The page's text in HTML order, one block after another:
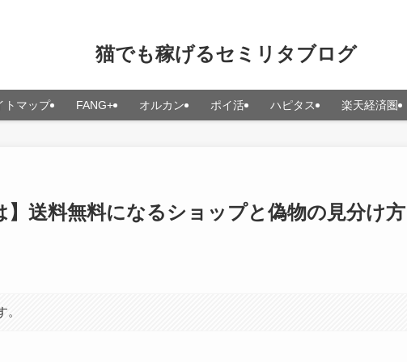
猫でも稼げるセミリタブログ
トマップ FANG+ オルカン ポイ活 ハピタス 楽天経済圏
】送料無料になるショップと偽物の見分け方